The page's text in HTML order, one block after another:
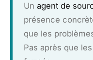
Unagent de
présence
que les
Pas après que